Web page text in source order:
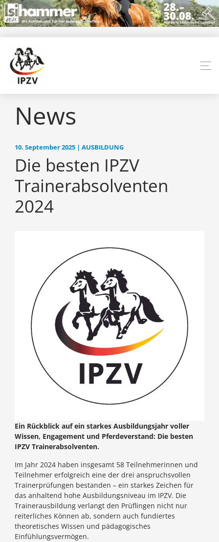
News
10. September 2025 | AUSBILDUNG
Die besten IPZV
Trainerabsolventen
2024
Ein Rückblick auf ein starkes Ausbildungsjahr voller
Wissen, Engagement und Pferdeverstand: Die besten
IPZV Trainerabsolventen.
Im Jahr 2024 haben insgesamt 58 Teilnehmerinnen und
Teilnehmer erfolgreich eine der drei anspruchsvollen
Trainerprüfungen bestanden – ein starkes Zeichen für
das anhaltend hohe Ausbildungsniveau im IPZV. Die
Trainerausbildung verlangt den Prüflingen nicht nur
reiterliches Können ab, sondern auch fundiertes
theoretisches Wissen und pädagogisches
Einfühlungsvermögen.